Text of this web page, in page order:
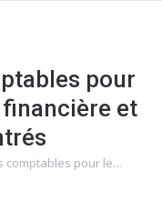
pour
et
comptables pour le…